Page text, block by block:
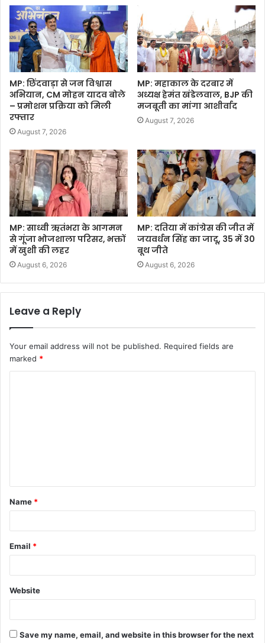
MP: छिंदवाड़ा से जन विश्वास
अभियान, CM मोहन यादव बोले
– प्रमोशन प्रक्रिया को मिली
रफ्तार
August 7, 2026
MP: महाकाल के दरबार में
अध्यक्ष हेमंत खंडेलवाल, BJP की
मजबूती का मांगा आशीर्वाद
August 7, 2026
MP: साध्वी ऋतंभरा के आगमन
से गूंजा भोजशाला परिसर, भक्तों
में खुशी की लहर
August 6, 2026
MP: दतिया में कांग्रेस की जीत में
जयवर्धन सिंह का जादू, 35 में 30
बूथ जीते
August 6, 2026
Leave a Reply
Your email address will not be published. Required fields are
marked *
t
*
Name *
Email *
Website
Save my name, email, and website in this browser for the next